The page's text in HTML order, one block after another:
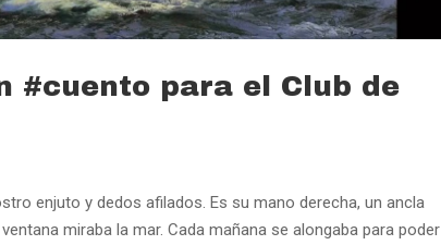
#cuento para el Club de
enjuto y dedos afilados. Es su mano derecha, un ancla
miraba la mar. Cada mañana se alongaba para poder